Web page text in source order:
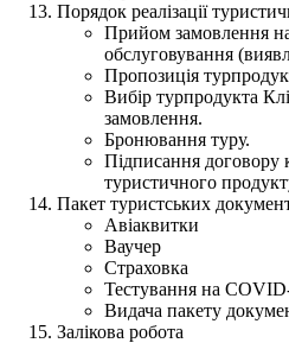
Порядок реалізації
Прийом замовлення
обслуговування
Пропозиція
Вибір турпродукта
замовлення.
Бронювання туру.
Підписання договору
туристичного
Пакет туристських
Авіаквитки
Ваучер
Страховка
Тестування на
Видача пакету
Залікова робота